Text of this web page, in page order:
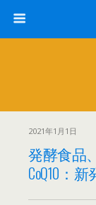
2021年1月1日
発酵食品
CoQ10：